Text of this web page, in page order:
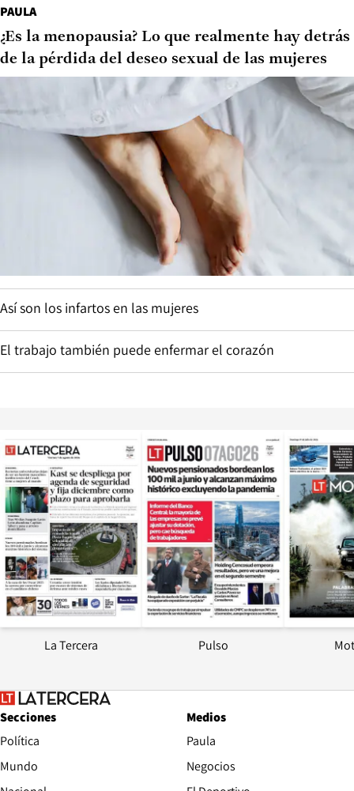
PAULA
¿Es la menopausia? Lo que realmente hay detrás
de la pérdida del deseo sexual de las mujeres
Así son los infartos en las mujeres
El trabajo también puede enfermar el corazón
Opens in new window
La Tercera
Opens in
Pulso
Secciones
Política
Mundo
Medios
Paula
Negocios